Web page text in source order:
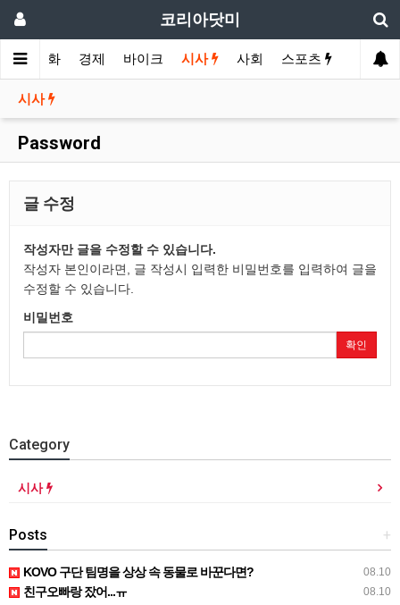
코리아닷미
인 영화 경제 바이크 시사 사회 스포츠 여행
시사
Password
글 수정
작성자만 글을 수정할 수 있습니다.
작성자 본인이라면, 글 작성시 입력한 비밀번호를 입력하여 글을
수정할 수 있습니다.
비밀번호
확인
Category
시사
+
Posts
08.10
KOVO 구단 팀명을 상상 속 동물로 바꾼다면?
08.10
친구오빠랑 잤어...ㅠ